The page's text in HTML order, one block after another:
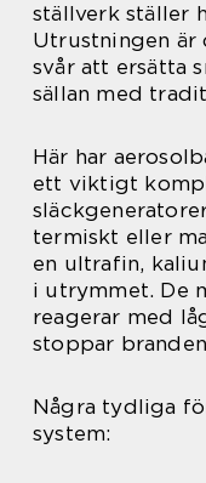
ställverk ställer
Utrustningen
svår att ersätta
sällan med
Här har
ett viktigt
termiskt eller
en ultrafin,
i utrymmet. De
reagerar med
stoppar
Några tydliga
system: